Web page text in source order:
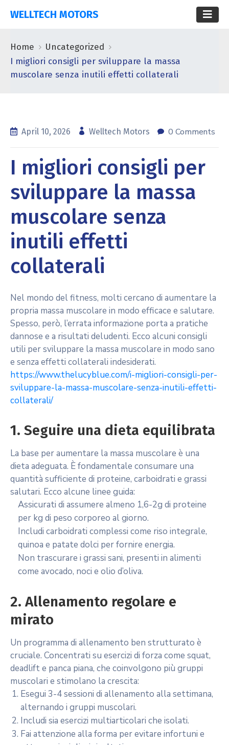
WELLTECH MOTORS
Home
Uncategorized
I migliori consigli per sviluppare la massa
muscolare senza inutili effetti collaterali
April 10, 2026 Welltech Motors 0 Comments
I migliori consigli per
sviluppare la massa
muscolare senza
inutili effetti
collaterali
Nel mondo del fitness, molti cercano di aumentare la
propria massa muscolare in modo efficace e salutare.
Spesso, però, l’errata informazione porta a pratiche
dannose e a risultati deludenti. Ecco alcuni consigli
utili per sviluppare la massa muscolare in modo sano
e senza effetti collaterali indesiderati.
https://www.thelucyblue.com/i-migliori-consigli-per-
sviluppare-la-massa-muscolare-senza-inutili-effetti-
collaterali/
1. Seguire una dieta equilibrata
La base per aumentare la massa muscolare è una
dieta adeguata. È fondamentale consumare una
quantità sufficiente di proteine, carboidrati e grassi
salutari. Ecco alcune linee guida:
Assicurati di assumere almeno 1,6-2g di proteine
per kg di peso corporeo al giorno.
Includi carboidrati complessi come riso integrale,
quinoa e patate dolci per fornire energia.
Non trascurare i grassi sani, presenti in alimenti
come avocado, noci e olio d’oliva.
2. Allenamento regolare e
mirato
Un programma di allenamento ben strutturato è
cruciale. Concentrati su esercizi di forza come squat,
deadlift e panca piana, che coinvolgono più gruppi
muscolari e stimolano la crescita:
Esegui 3-4 sessioni di allenamento alla settimana,
alternando i gruppi muscolari.
Includi sia esercizi multiarticolari che isolati.
Fai attenzione alla forma per evitare infortuni e